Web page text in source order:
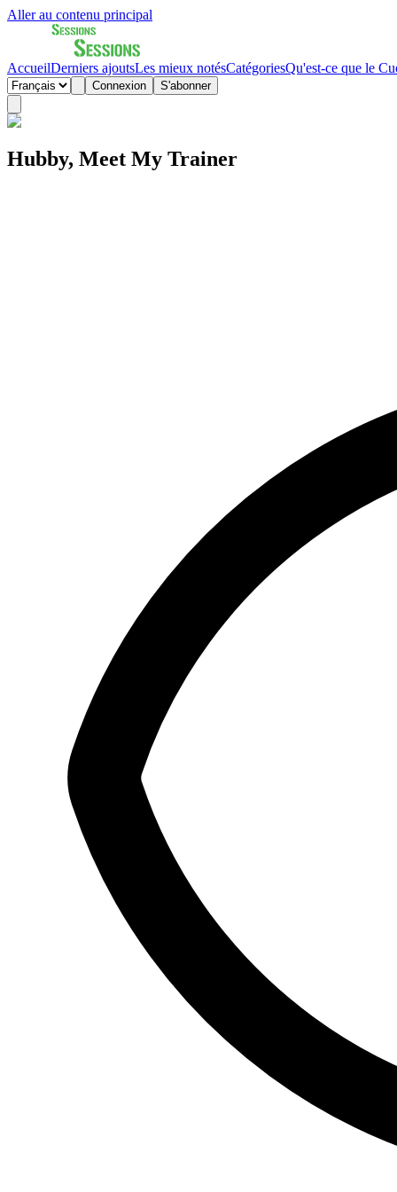
Aller au contenu principal
AccueilDerniers ajoutsLes mieux notésCatégoriesQu'est-ce que le
Connexion S'abonner
Hubby, Meet My Trainer